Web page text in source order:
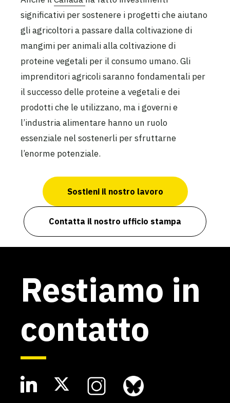
significativi per sostenere i progetti che aiutano
gli agricoltori a passare dalla coltivazione di
mangimi per animali alla coltivazione di
proteine vegetali per il consumo umano. Gli
imprenditori agricoli saranno fondamentali per
il successo delle proteine a vegetali e dei
prodotti che le utilizzano, ma i governi e
l’industria alimentare hanno un ruolo
essenziale nel sostenerli per sfruttarne
l’enorme potenziale.
Sostieni il nostro lavoro
Contatta il nostro ufficio stampa
Restiamo in
contatto